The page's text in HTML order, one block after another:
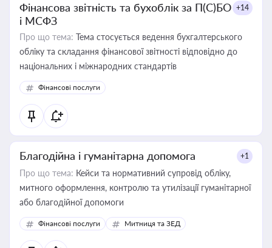
Фінансова звітність та бухоблік за П(С)БО
і МСФЗ
+14
Про що тема: Тема стосується ведення бухгалтерського
обліку та складання фінансової звітності відповідно до
національних і міжнародних стандартів
Фінансові послуги
Благодійна і гуманітарна допомога +1
Про що тема: Кейси та нормативний супровід обліку,
митного оформлення, контролю та утилізації гуманітарної
або благодійної допомоги
Фінансові послуги Митниця та ЗЕД